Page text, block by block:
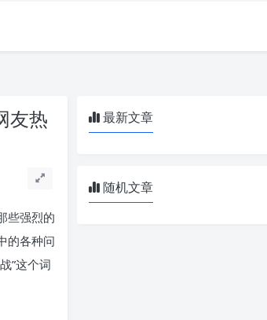
友热
些强烈的
的各种问
”这个词
最新文章
随机文章